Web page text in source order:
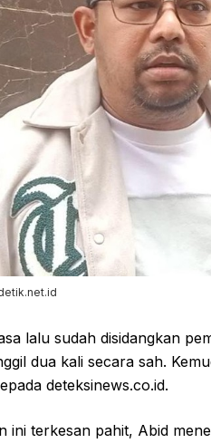
lalu sudah disidangkan
dua kali secara sah.
deteksinews.co.id.
ini terkesan pahit, Abid